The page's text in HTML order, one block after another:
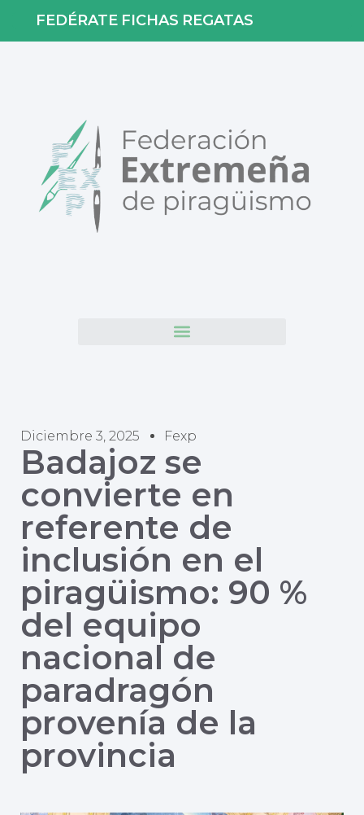
FEDÉRATE FICHAS REGATAS
Diciembre 3, 2025 Fexp
Badajoz se
convierte en
referente de
inclusión en el
piragüismo: 90 %
del equipo
nacional de
paradragón
provenía de la
provincia